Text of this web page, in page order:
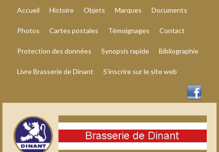
Accueil Histoire Objets Marques Documents
Photos Cartes postales Témoignages Contact
Protection des données Synopsis rapide Bibliographie
Livre Brasserie de Dinant S’inscrire sur le site web